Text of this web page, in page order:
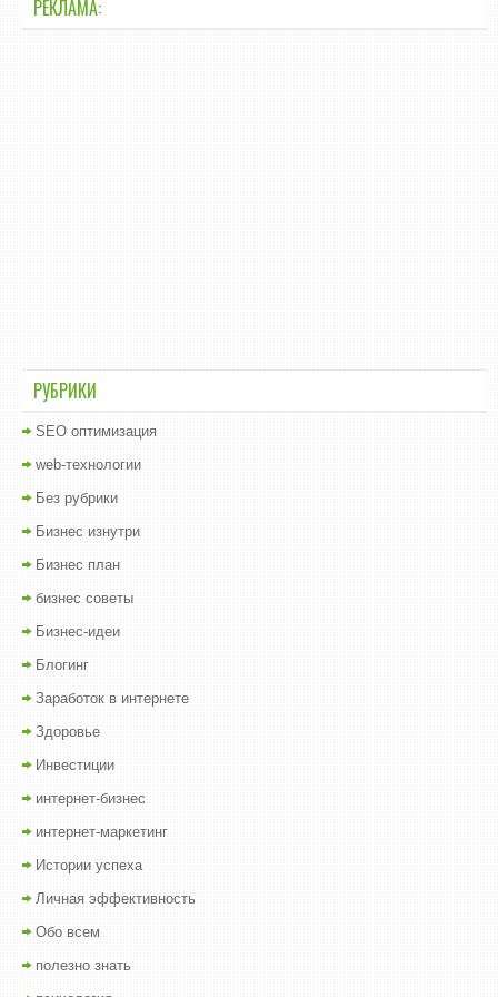
РЕКЛАМА:
РУБРИКИ
SEO оптимизация
web-технологии
Без рубрики
Бизнес изнутри
Бизнес план
бизнес советы
Бизнес-идеи
Блогинг
Заработок в интернете
Здоровье
Инвестиции
интернет-бизнес
интернет-маркетинг
Истории успеха
Личная эффективность
Обо всем
полезно знать